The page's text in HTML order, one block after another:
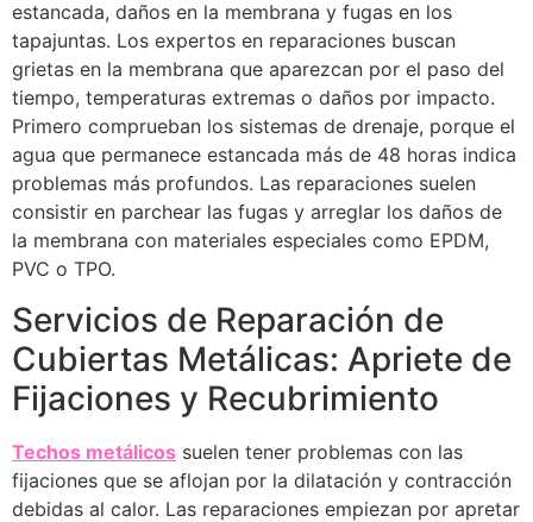
estancada, daños en la membrana y fugas en los
tapajuntas. Los expertos en reparaciones buscan
grietas en la membrana que aparezcan por el paso del
tiempo, temperaturas extremas o daños por impacto.
Primero comprueban los sistemas de drenaje, porque el
agua que permanece estancada más de 48 horas indica
problemas más profundos. Las reparaciones suelen
consistir en parchear las fugas y arreglar los daños de
la membrana con materiales especiales como EPDM,
PVC o TPO.
Servicios de Reparación de
Cubiertas Metálicas: Apriete de
Fijaciones y Recubrimiento
Techos metálicos suelen tener problemas con las
fijaciones que se aflojan por la dilatación y contracción
debidas al calor. Las reparaciones empiezan por apretar